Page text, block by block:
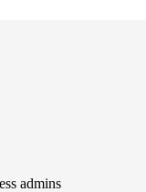
admins